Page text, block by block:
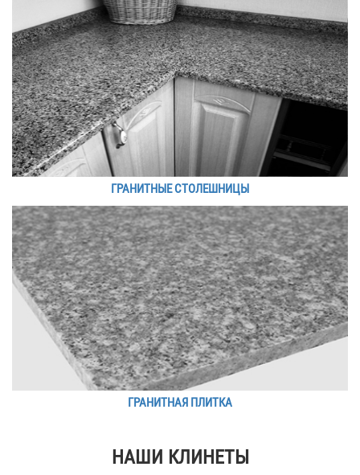
ГРАНИТНЫЕ СТОЛЕШНИЦЫ
ГРАНИТНАЯ ПЛИТКА
НАШИ КЛИНЕТЫ